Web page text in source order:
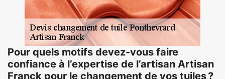
Pour quels motifs devez-vous faire
confiance à l’expertise de l’artisan Artisan
Franck pour le changement de vos tuiles ?